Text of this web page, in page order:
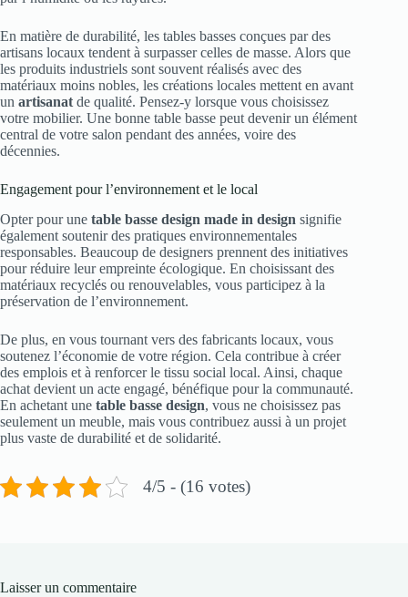
En matière de durabilité, les tables basses conçues par des
artisans locaux tendent à surpasser celles de masse. Alors que
les produits industriels sont souvent réalisés avec des
matériaux moins nobles, les créations locales mettent en avant
un artisanat de qualité. Pensez-y lorsque vous choisissez
votre mobilier. Une bonne table basse peut devenir un élément
central de votre salon pendant des années, voire des
décennies.
Engagement pour l’environnement et le local
Opter pour une table basse design made in design signifie
également soutenir des pratiques environnementales
responsables. Beaucoup de designers prennent des initiatives
pour réduire leur empreinte écologique. En choisissant des
matériaux recyclés ou renouvelables, vous participez à la
préservation de l’environnement.
De plus, en vous tournant vers des fabricants locaux, vous
soutenez l’économie de votre région. Cela contribue à créer
des emplois et à renforcer le tissu social local. Ainsi, chaque
achat devient un acte engagé, bénéfique pour la communauté.
En achetant une table basse design, vous ne choisissez pas
seulement un meuble, mais vous contribuez aussi à un projet
plus vaste de durabilité et de solidarité.
4/5 - (16 votes)
Laisser un commentaire